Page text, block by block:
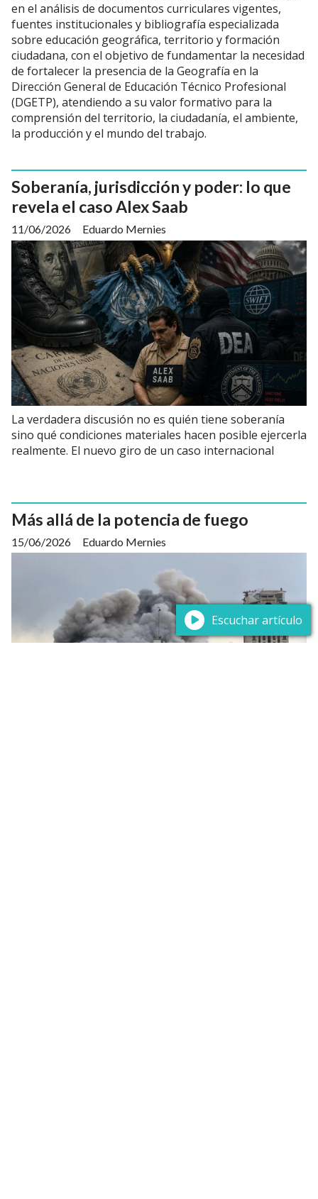
en el análisis de documentos curriculares vigentes,
fuentes institucionales y bibliografía especializada
sobre educación geográfica, territorio y formación
ciudadana, con el objetivo de fundamentar la necesidad
de fortalecer la presencia de la Geografía en la
Dirección General de Educación Técnico Profesional
(DGETP), atendiendo a su valor formativo para la
comprensión del territorio, la ciudadanía, el ambiente,
la producción y el mundo del trabajo.
Soberanía, jurisdicción y poder: lo que
revela el caso Alex Saab
Eduardo Mernies
11/06/2026
La verdadera discusión no es quién tiene soberanía
sino qué condiciones materiales hacen posible ejercerla
realmente. El nuevo giro de un caso internacional
Más allá de la potencia de fuego
Eduardo Mernies
15/06/2026
Escuchar artículo